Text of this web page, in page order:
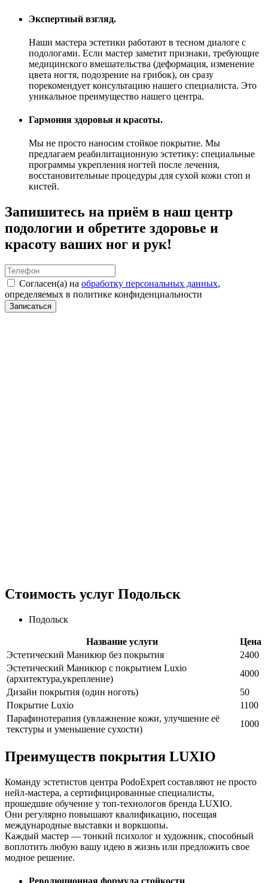
Экспертный взгляд.
Наши мастера эстетики работают в тесном диалоге с
подологами. Если мастер заметит признаки, требующие
медицинского вмешательства (деформация, изменение
цвета ногтя, подозрение на грибок), он сразу
порекомендует консультацию нашего специалиста. Это
уникальное преимущество нашего центра.
Гармония здоровья и красоты.
Мы не просто наносим стойкое покрытие. Мы
предлагаем реабилитационную эстетику: специальные
программы укрепления ногтей после лечения,
восстановительные процедуры для сухой кожи стоп и
кистей.
Запишитесь на приём в наш центр
подологии и обретите здоровье и
красоту ваших ног и рук!
Cогласен(а) на обработку персональных данных,
определяемых в политике конфиденциальности
Записаться
Стоимость услуг Подольск
Подольск
Название услуги
Цена
Эстетический Маникюр без покрытия
2400
Эстетический Маникюр с покрытием Luxio
(архитектура,укрепление)
4000
Дизайн покрытия (один ноготь)
50
Покрытие Luxio
1100
Парафинотерапия (увлажнение кожи, улучшение её
текстуры и уменьшение сухости)
1000
Преимуществ покрытия LUXIO
Команду эстетистов центра PodoExpert составляют не просто
нейл-мастера, а сертифицированные специалисты,
прошедшие обучение у топ-технологов бренда LUXIO.
Они регулярно повышают квалификацию, посещая
международные выставки и воркшопы.
Каждый мастер — тонкий психолог и художник, способный
воплотить любую вашу идею в жизнь или предложить свое
модное решение.